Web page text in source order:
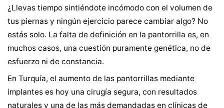
¿Llevas tiempo sintiéndote incómodo con el volumen de
tus piernas y ningún ejercicio parece cambiar algo? No
estás solo. La falta de definición en la pantorrilla es, en
muchos casos, una cuestión puramente genética, no de
esfuerzo ni de constancia.
En Turquía, el aumento de las pantorrillas mediante
implantes es hoy una cirugía segura, con resultados
naturales y una de las más demandadas en clínicas de